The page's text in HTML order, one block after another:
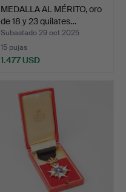
MEDALLA AL MÉRITO, oro
de 18 y 23 quilates…
Subastado 29 oct 2025
15 pujas
1.477 USD